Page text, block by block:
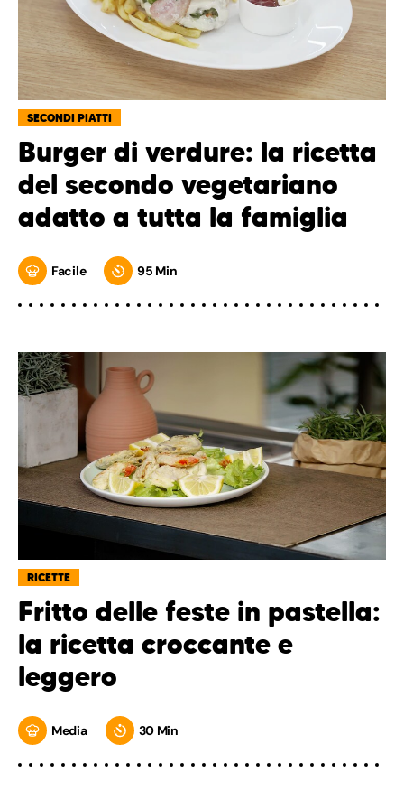
SECONDI PIATTI
Burger di verdure: la ricetta
del secondo vegetariano
adatto a tutta la famiglia
Facile 95 Min
RICETTE
Fritto delle feste in pastella:
la ricetta croccante e
leggero
Media 30 Min